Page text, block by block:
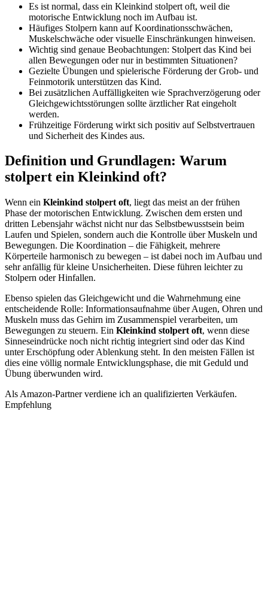
Es ist normal, dass ein Kleinkind stolpert oft, weil die
motorische Entwicklung noch im Aufbau ist.
Häufiges Stolpern kann auf Koordinationsschwächen,
Muskelschwäche oder visuelle Einschränkungen hinweisen.
Wichtig sind genaue Beobachtungen: Stolpert das Kind bei
allen Bewegungen oder nur in bestimmten Situationen?
Gezielte Übungen und spielerische Förderung der Grob- und
Feinmotorik unterstützen das Kind.
Bei zusätzlichen Auffälligkeiten wie Sprachverzögerung oder
Gleichgewichtsstörungen sollte ärztlicher Rat eingeholt
werden.
Frühzeitige Förderung wirkt sich positiv auf Selbstvertrauen
und Sicherheit des Kindes aus.
Definition und Grundlagen: Warum
stolpert ein Kleinkind oft?
Wenn ein Kleinkind stolpert oft, liegt das meist an der frühen
Phase der motorischen Entwicklung. Zwischen dem ersten und
dritten Lebensjahr wächst nicht nur das Selbstbewusstsein beim
Laufen und Spielen, sondern auch die Kontrolle über Muskeln und
Bewegungen. Die Koordination – die Fähigkeit, mehrere
Körperteile harmonisch zu bewegen – ist dabei noch im Aufbau und
sehr anfällig für kleine Unsicherheiten. Diese führen leichter zu
Stolpern oder Hinfallen.
Ebenso spielen das Gleichgewicht und die Wahrnehmung eine
entscheidende Rolle: Informationsaufnahme über Augen, Ohren und
Muskeln muss das Gehirn im Zusammenspiel verarbeiten, um
Bewegungen zu steuern. Ein Kleinkind stolpert oft, wenn diese
Sinneseindrücke noch nicht richtig integriert sind oder das Kind
unter Erschöpfung oder Ablenkung steht. In den meisten Fällen ist
dies eine völlig normale Entwicklungsphase, die mit Geduld und
Übung überwunden wird.
Als Amazon-Partner verdiene ich an qualifizierten Verkäufen.
Empfehlung